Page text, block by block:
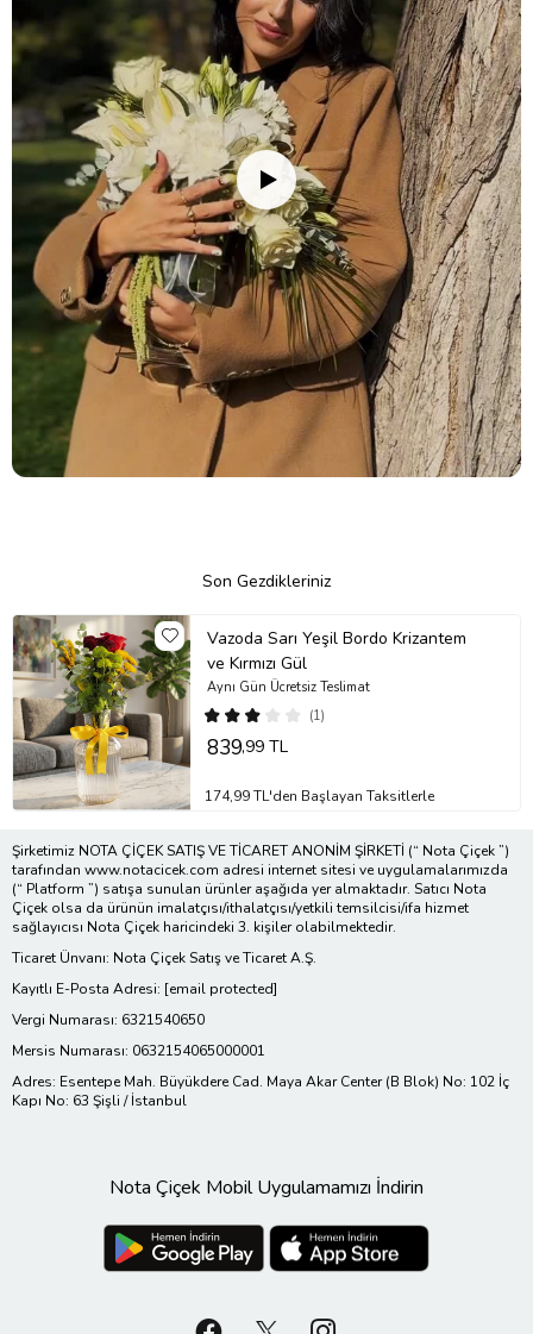
Son Gezdikleriniz
Vazoda Sarı Yeşil Bordo Krizantem
ve Kırmızı Gül
(1)
Aynı Gün Ücretsiz Teslimat
839,99 TL
174,99 TL'den Başlayan Taksitlerle
Şirketimiz NOTA ÇİÇEK SATIŞ VE TİCARET ANONİM ŞİRKETİ (“ Nota Çiçek ”)
tarafından www.notacicek.com adresi internet sitesi ve uygulamalarımızda
(“ Platform ”) satışa sunulan ürünler aşağıda yer almaktadır. Satıcı Nota
Çiçek olsa da ürünün imalatçısı/ithalatçısı/yetkili temsilcisi/ifa hizmet
sağlayıcısı Nota Çiçek haricindeki 3. kişiler olabilmektedir.
Ticaret Ünvanı: Nota Çiçek Satış ve Ticaret A.Ş.
Kayıtlı E-Posta Adresi: [email protected]
Vergi Numarası: 6321540650
Mersis Numarası: 0632154065000001
Adres: Esentepe Mah. Büyükdere Cad. Maya Akar Center (B Blok) No: 102 İç
Kapı No: 63 Şişli / İstanbul
Nota Çiçek Mobil Uygulamamızı İndirin